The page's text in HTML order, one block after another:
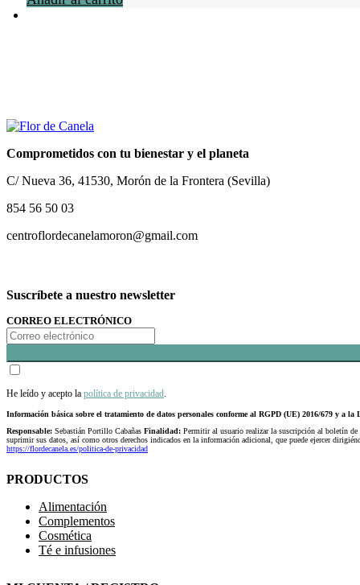
Comprometidos con tu bienestar y el planeta
C/ Nueva 36, 41530, Morón de la Frontera (Sevilla)
854 56 50 03
centroflordecanelamoron@gmail.com
Suscríbete a nuestro newsletter
CORREO ELECTRÓNICO
He leído y acepto la política de privacidad
Información básica sobre el tratamiento de datos personales conforme al RGPD (UE) 2016/679 y a la
Responsable: Sebastián Portillo Cabañas Finalidad: Permitir al usuario realizar la suscripción al boletín
suprimir sus datos, así como otros derechos indicados en la información adicional, que puede ejercer
https://flordecanela.es/politica-de-privacidad
PRODUCTOS
Alimentación
Complementos
Cosmética
Té e infusiones